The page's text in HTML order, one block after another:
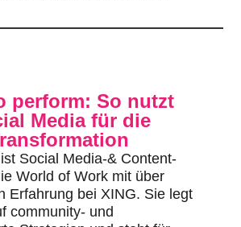
perform: So nutzt
Media für die
Social Media-& Content-
World of Work mit über
Erfahrung bei XING. Sie legt
community- und